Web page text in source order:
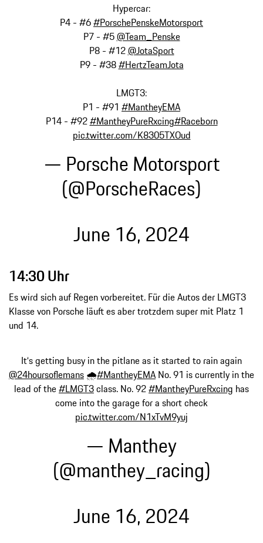
Hypercar:
P4 - #6#PorschePenskeMotorsport
P7 - #5@Team_Penske
P8 - #12@JotaSport
P9 - #38#HertzTeamJota
LMGT3:
P1 - #91 #MantheyEMA
P14 - #92#MantheyPureRxcing#Raceborn
pic.twitter.com/K8305TXOud
— Porsche Motorsport
(@PorscheRaces)
June 16, 2024
14:30 Uhr
Es wird sich auf Regen vorbereitet. Für die Autos der LMGT3
Klasse von Porsche läuft es aber trotzdem super mit Platz 1
und 14.
It‘s getting busy in the pitlane as it started to rain again
@24hoursoflemans 🌧️#MantheyEMANo. 91 is currently in the
lead of the#LMGT3class. No. 92#MantheyPureRxcing has
come into the garage for a short check
pic.twitter.com/N1xTvM9yuj
— Manthey
(@manthey_racing)
June 16, 2024